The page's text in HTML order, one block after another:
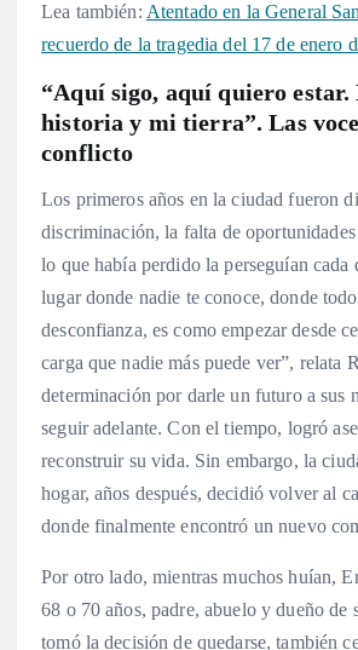
Lea también: Atentado en la General
recuerdo de la tragedia del 17 de enero
“Aquí sigo, aquí quiero estar.
historia y mi tierra”. Las
conflicto
Los primeros años en la ciudad fueron
discriminación, la falta de
lo que había perdido la perseguían cada
lugar donde nadie te conoce, donde
desconfianza, es como empezar desde
carga que nadie más puede ver”, relata
determinación por darle un futuro a sus
seguir adelante. Con el tiempo, logró
reconstruir su vida. Sin embargo, la
hogar, años después, decidió volver al
donde finalmente encontró un nuevo
Por otro lado, mientras muchos huían,
68 o 70 años, padre, abuelo y dueño de
tomó la decisión de quedarse, también